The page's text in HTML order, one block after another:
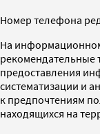
Номер телефона
На
рекомендательные
предоставления
систематизации и
к предпочтениям
находящихся на